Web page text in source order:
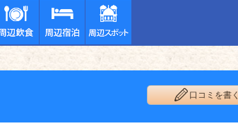
口コミを書く